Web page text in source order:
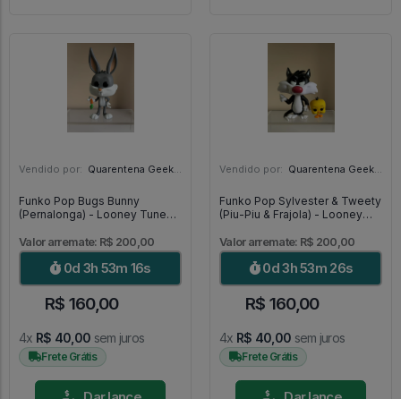
Vendido por: Quarentena Geek Store - SP
Funko Pop Bugs Bunny
(Pernalonga) - Looney Tunes
Valor arremate: R$ 200,00
0d 3h 53m 15s
R$ 160,00
4x R$ 40,00 sem juros
Frete Grátis
Vendido por: Quarentena Geek Store - SP
Funko Pop Sylvester & Tweety
(Piu-Piu & Frajola) - Looney
Valor arremate: R$ 200,00
0d 3h 53m 25s
R$ 160,00
4x R$ 40,00 sem juros
Frete Grátis